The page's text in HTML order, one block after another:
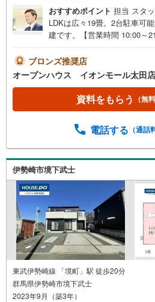
おすすめポイント 担当 スタ
LDKは広々19畳。2台駐車可
建です。【営業時間 10:00～
絡ください！現地を見学され
する（無料）」ボタンよりご
ますとスムーズにご案内が
いて・平日や夜遅い時間帯
く・経験豊富なスタッフが
します。・チャイルドシー
大歓迎です！年間8000棟以上
ープンハウスだから出会える
お気軽にご連絡・ご相談くだ
もしくは当社を含めた数社で
ウス・ディベロップメントの
ブロンズ推奨店
オープンハウス イオンモール太田店
資料をもらう （無
電話する （通話
伊勢崎市境下武士
東武伊勢崎線 「境町」駅 徒歩20分
群馬県伊勢崎市境下武士
2023年9月（築3年）